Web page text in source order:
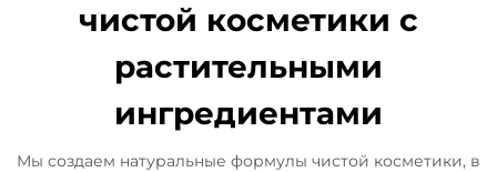
чистой косметики с
растительными
ингредиентами
Мы создаем натуральные формулы чистой косметики, в